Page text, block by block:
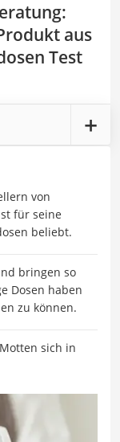
:
aus
Test
von
für seine
beliebt.
bringen so
Dosen haben
zu können.
sich in